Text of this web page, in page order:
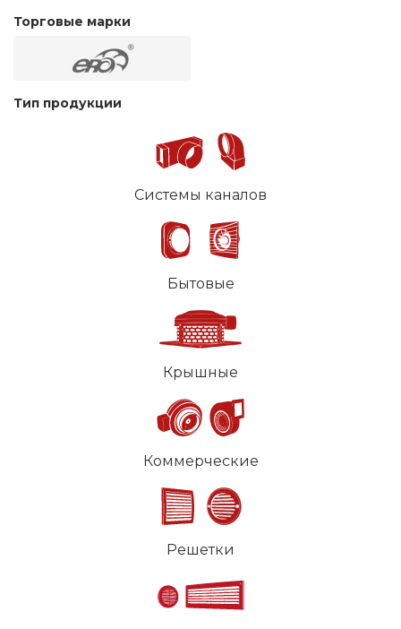
Торговые марки
Тип продукции
Системы каналов
Бытовые
Крышные
Коммерческие
Решетки